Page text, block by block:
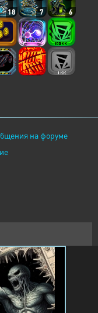
18 7 6
на форуме